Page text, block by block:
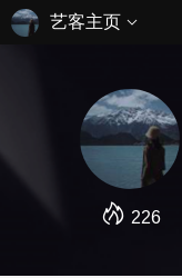
艺客主页
226